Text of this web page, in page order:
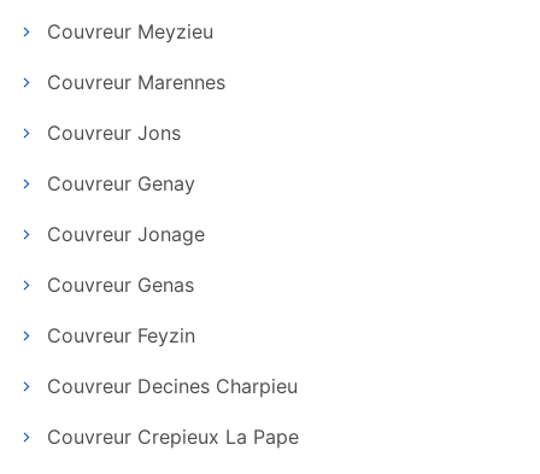
Couvreur Meyzieu
Couvreur Marennes
Couvreur Jons
Couvreur Genay
Couvreur Jonage
Couvreur Genas
Couvreur Feyzin
Couvreur Decines Charpieu
Couvreur Crepieux La Pape